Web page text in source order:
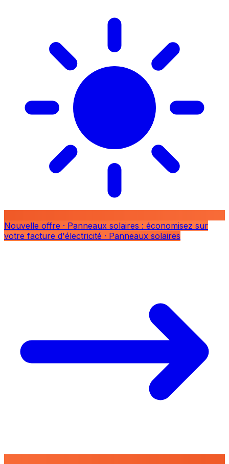
Nouvelle offre · Panneaux solaires : économisez sur
votre facture d'électricité · Panneaux solaires